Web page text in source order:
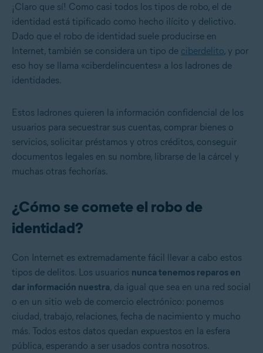
¡Claro que sí! Como casi todos los tipos de robo, el de
identidad está tipificado como hecho ilícito y delictivo.
Dado que el robo de identidad suele producirse en
Internet, también se considera un tipo de ciberdelito, y por
eso hoy se llama «ciberdelincuentes» a los ladrones de
identidades.
Estos ladrones quieren la información confidencial de los
usuarios para secuestrar sus cuentas, comprar bienes o
servicios, solicitar préstamos y otros créditos, conseguir
documentos legales en su nombre, librarse de la cárcel y
muchas otras fechorías.
¿Cómo se comete el robo de
identidad?
Con Internet es extremadamente fácil llevar a cabo estos
tipos de delitos. Los usuarios nunca tenemos reparos en
dar información nuestra, da igual que sea en una red social
o en un sitio web de comercio electrónico: ponemos
ciudad, trabajo, relaciones, fecha de nacimiento y mucho
más. Todos estos datos quedan expuestos en la esfera
pública, esperando a ser usados contra nosotros.